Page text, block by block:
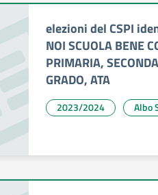
elezioni del CSPI
NOI SCUOLA BENE
PRIMARIA,
GRADO, ATA
2023/2024 Albo